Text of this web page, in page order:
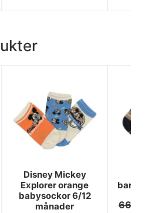
Disney Mickey
Explorer orange
babysockor 6/12
månader